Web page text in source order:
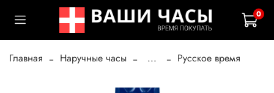
0
Главная Наручные часы ... Русское время